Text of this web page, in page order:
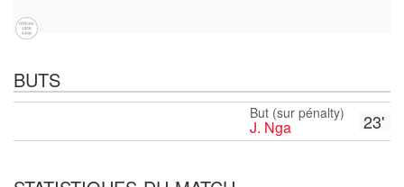
BUTS
23'
But (sur pénalty)
J. Nga